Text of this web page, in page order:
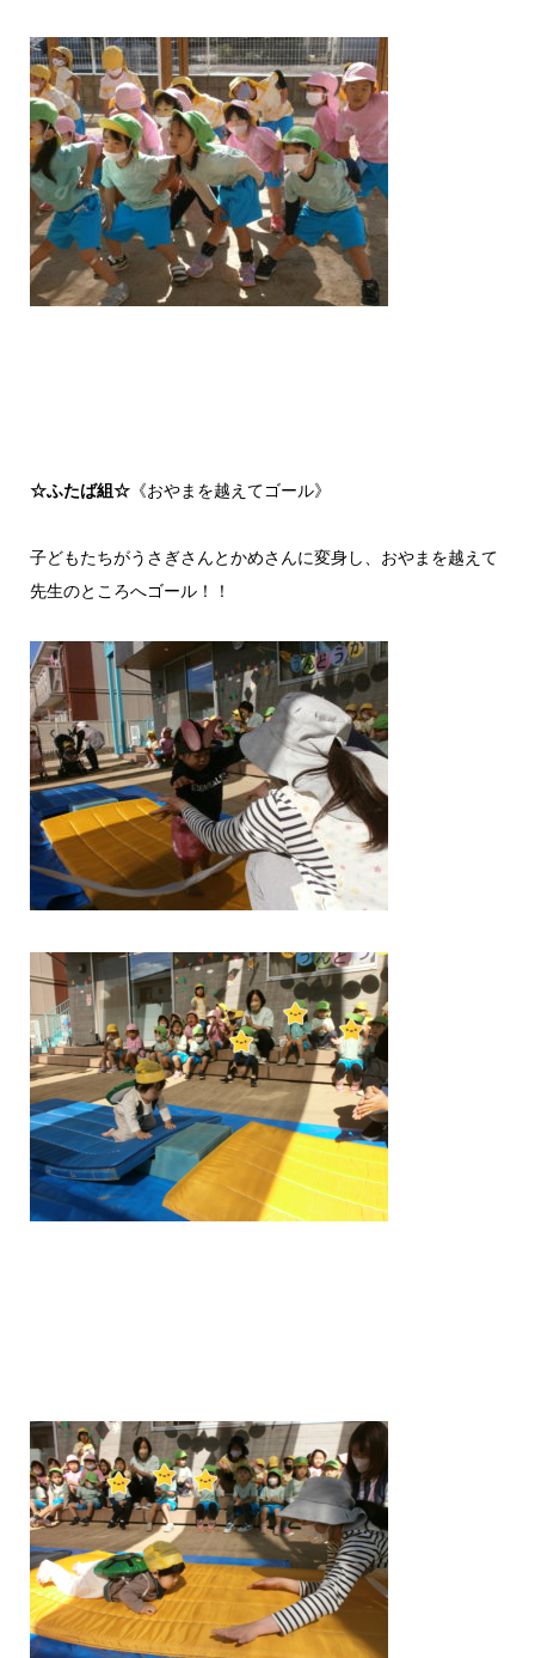
☆ふたば組☆《おやまを越えてゴール》
子どもたちがうさぎさんとかめさんに変身し、おやまを越えて
先生のところへゴール！！